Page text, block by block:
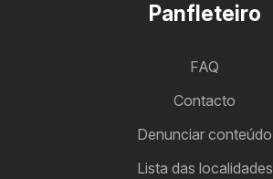
Panfleteiro
FAQ
Contacto
Denunciar conteúdo
Lista das localidades